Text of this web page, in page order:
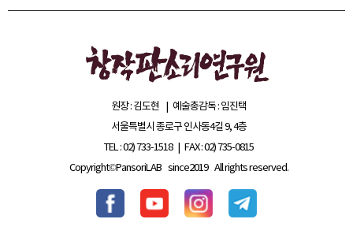
원장 : 김도현 | 예술총감독 : 임진택
서울특별시 종로구 인사동4길 9, 4층
TEL : 02) 733-1518 | FAX : 02) 735-0815
Copyright©PansoriLAB since2019 All rights reserved.